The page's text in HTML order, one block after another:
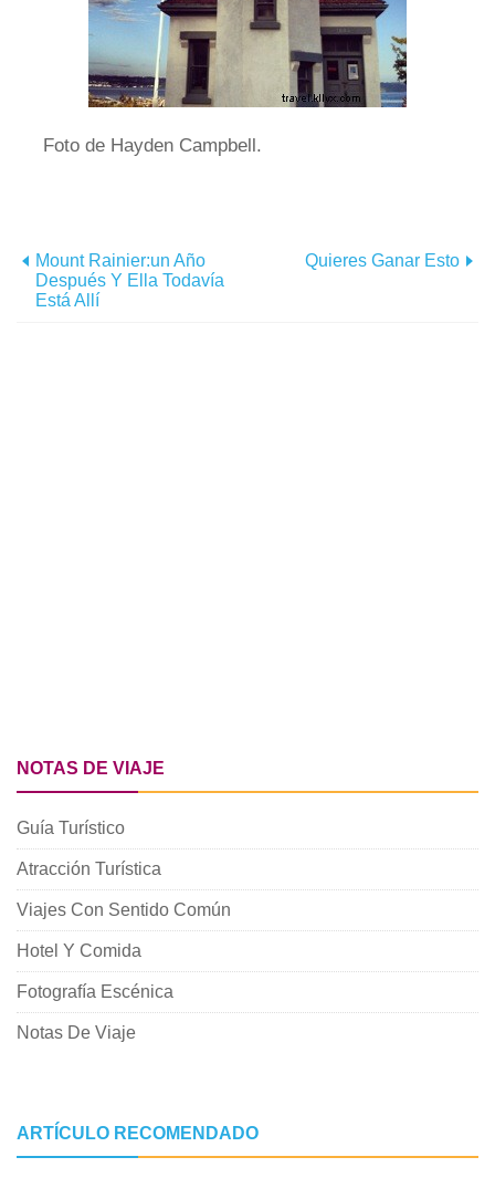
Foto de Hayden Campbell.
Mount Rainier:un Año
Después Y Ella Todavía
Está Allí
Quieres Ganar Esto
NOTAS DE VIAJE
Guía Turístico
Atracción Turística
Viajes Con Sentido Común
Hotel Y Comida
Fotografía Escénica
Notas De Viaje
ARTÍCULO RECOMENDADO